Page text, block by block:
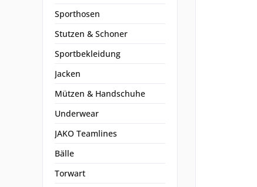
Sporthosen
Stutzen & Schoner
Sportbekleidung
Jacken
Mützen & Handschuhe
Underwear
JAKO Teamlines
Bälle
Torwart